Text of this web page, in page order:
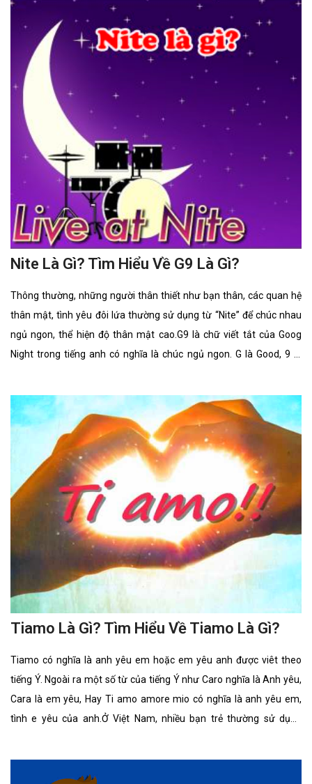
Nite Là Gì? Tìm Hiểu Về G9 Là Gì?
Thông thường, những người thân thiết như bạn thân, các quan hệ
thân mật, tình yêu đôi lứa thường sử dụng từ “Nite” để chúc nhau
ngủ ngon, thể hiện độ thân mật cao.G9 là chữ viết tắt của Goog
Night trong tiếng anh có nghĩa là chúc ngủ ngon. G là Good, 9 là
là một kí hiệu chúc ngủ ngon, nhiều người thường sử dụng kí hiệu
này để gửi tin nhắn cho nhau để ngắn gọn hơn.
Tiamo Là Gì? Tìm Hiểu Về Tiamo Là Gì?
Tiamo có nghĩa là anh yêu em hoặc em yêu anh được viêt theo
tiếng Ý. Ngoài ra một số từ của tiếng Ý như Caro nghĩa là Anh yêu,
Cara là em yêu, Hay Ti amo amore mio có nghĩa là anh yêu em,
tình e yêu của anh.Ở Việt Nam, nhiều bạn trẻ thường sử dụng
tỏ tình hay để bộc lộ tình yêu với nhau. Vì có thể nói ,câu nói “anh
yêu em hay em yêu em” rất khó nói khi đối mặt nhau, những sử